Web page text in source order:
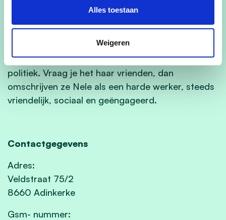
Alles toestaan
Weigeren
daarnaast is ze ook leesouder op de school van
haar kinderen.
Het voelt als een logische volgende stap om haar
sociaal engagement verder te zetten in de
politiek. Vraag je het haar vrienden, dan
omschrijven ze Nele als een harde werker, steeds
vriendelijk, sociaal en geëngageerd.
Contactgegevens
Adres:
Veldstraat 75/2
8660 Adinkerke
Gsm- nummer: